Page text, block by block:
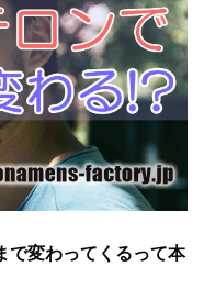
で変わってくるって本